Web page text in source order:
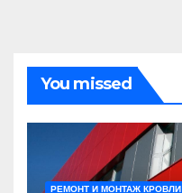
You missed
РЕМОНТ И МОНТАЖ КРОВЛИ